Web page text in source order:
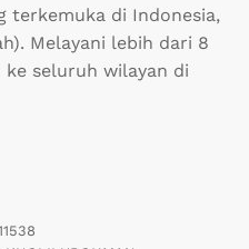
terkemuka di Indonesia,
Melayani lebih dari 8
seluruh wilayan di